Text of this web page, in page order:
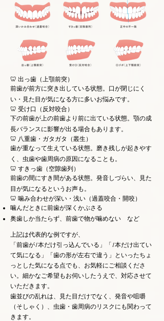
🦷 出っ歯（上顎前突）
前歯が前方に突き出している状態。口が閉じにく
い・見た目が気になる方に多いお悩みです。
🦷 受け口（反対咬合）
下の前歯が上の前歯より前に出ている状態。顎の成
長バランスに影響が出る場合もあります。
🦷 八重歯・ガタガタ（叢生）
歯が重なって生えている状態。磨き残しが起きやす
く、虫歯や歯周病の原因になることも。
🦷 すきっ歯（空隙歯列）
前歯の間にすき間がある状態。発音しづらい、見た
目が気になるというお声も。
🦷 噛み合わせが深い・浅い（過蓋咬合・開咬）
噛んだときに前歯が深くかぶさる
奥歯しか当たらず、前歯で物が噛めない など
上記は代表的な例ですが、
「前歯が1本だけ引っ込んでいる」「1本だけ出てい
て気になる」「歯の形が左右で違う」といったちょ
っとした気になる点でも、お気軽にご相談くださ
い。細かなご希望もお伺いしたうえで、対応させて
いただきます。
歯並びの乱れは、見た目だけでなく、発音や咀嚼
（そしゃく）、虫歯・歯周病のリスクにも関わって
きます。